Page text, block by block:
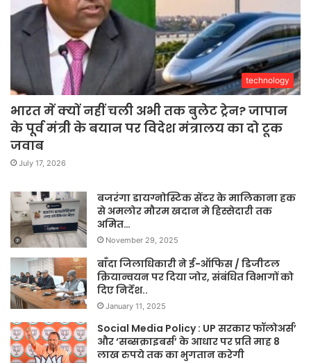
technology
भारत में क्यों नहीं चली अभी तक बुलेट ट्रेन? जापान
के पूर्व मंत्री के बयान पर विदेश मंत्रालय का दो टूक
जवाब
July 17, 2026
बजरंगा डायग्नोस्टिक सेंटर के मालिकाना हक
से अमलोर मौरम खदान मे हिस्सेदारी तक
अमित…
November 29, 2025
बाँदा जिलाधिकारी ने ई-ऑफिस / डिजीटल
क्रियान्वयन पर दिया जोर, संबंधित विभागों को
दिए निर्देश..
January 11, 2025
Social Media Policy : UP सरकार फॉलोअर्स’
और ‘सब्सक्राइबर्स’ के आधार पर प्रति माह 8
लाख रुपये तक का भुगतान करेगी